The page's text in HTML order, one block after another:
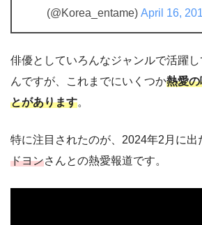
(@Korea_entame) April 16,
俳優としていろんなジャンルで活躍
んですが、これまでにいくつか熱愛
とがあります。
特に注目されたのが、2024年2月に出
ドヨンさんとの熱愛報道です。